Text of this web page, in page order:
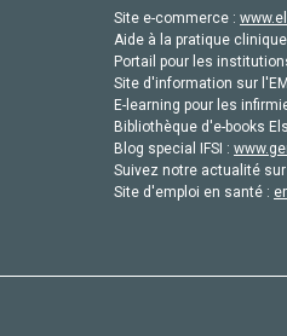
Site e-commerce :
Aide à la pratique
Portail pour les
Site d'information sur
E-learning pour les
Bibliothèque d'e-books
Blog special IFSI :
Suivez notre actualité
Site d'emploi en santé :